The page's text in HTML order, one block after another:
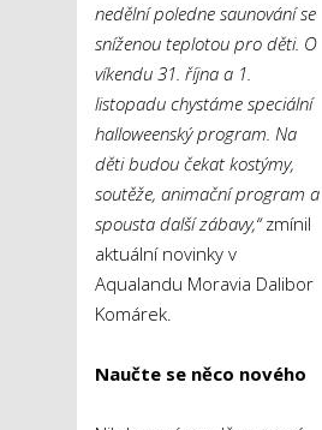
nedělní poledne saunování se
sníženou teplotou pro děti. O
víkendu 31. října a 1.
listopadu chystáme speciální
halloweenský program. Na
děti budou čekat kostýmy,
soutěže, animační program a
spousta další zábavy,“zmínil
aktuální novinky v
Aqualandu Moravia Dalibor
Komárek.
Naučte se něco nového